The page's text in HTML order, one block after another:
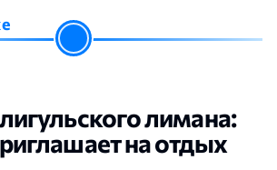
лимана:
на отдых